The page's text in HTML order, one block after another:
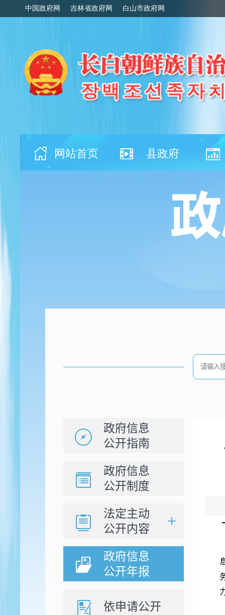
政府信息
公开指南
政府信息
公开制度
法定主动
公开内容
政府信息
公开年报
依申请公开